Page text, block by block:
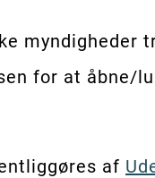
for at åbne/
af